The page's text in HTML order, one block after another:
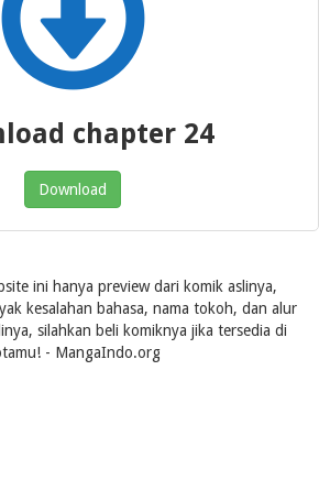
chapter 24
Download
ini hanya preview dari komik aslinya,
kesalahan bahasa, nama tokoh, dan alur
silahkan beli komiknya jika tersedia di
- MangaIndo.org